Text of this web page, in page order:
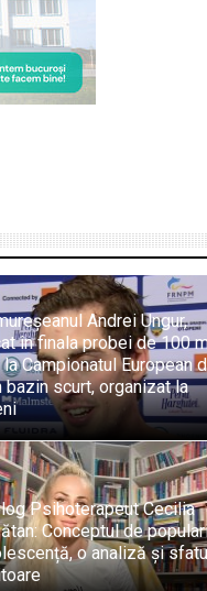
Andrei Ungur,
în finala probei de 100
Campionatul European
bazin scurt, organizat la
Psihoterapeut Cecilia
Conceptul de
o analiză și